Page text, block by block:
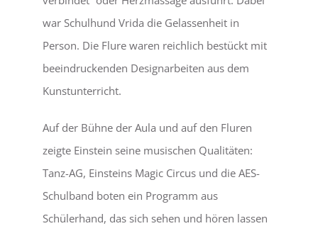
war Schulhund Vrida die Gelassenheit in
Person. Die Flure waren reichlich bestückt mit
beeindruckenden Designarbeiten aus dem
Kunstunterricht.
Auf der Bühne der Aula und auf den Fluren
zeigte Einstein seine musischen Qualitäten:
Tanz-AG, Einsteins Magic Circus und die AES-
Schulband boten ein Programm aus
Schülerhand, das sich sehen und hören lassen